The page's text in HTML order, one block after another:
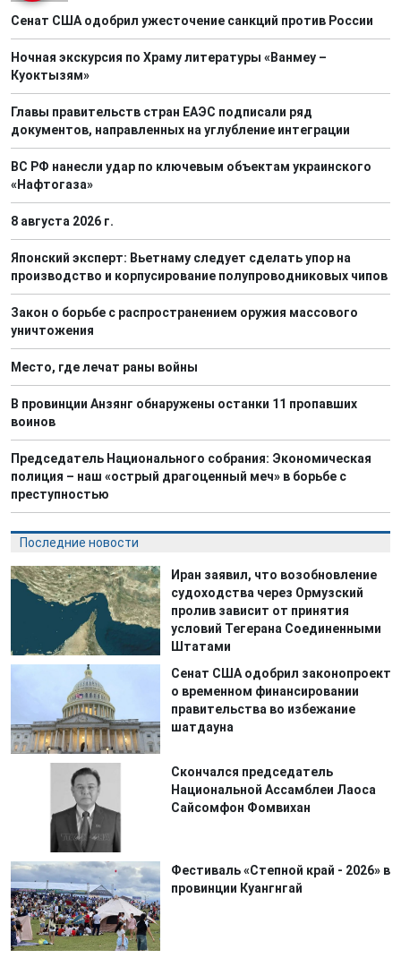
Сенат США одобрил ужесточение санкций против России
Ночная экскурсия по Храму литературы «Ванмеу –
Куоктызям»
Главы правительств стран ЕАЭС подписали ряд
документов, направленных на углубление интеграции
ВС РФ нанесли удар по ключевым объектам украинского
«Нафтогаза»
8 августа 2026 г.
Японский эксперт: Вьетнаму следует сделать упор на
производство и корпусирование полупроводниковых чипов
Закон о борьбе с распространением оружия массового
уничтожения
Место, где лечат раны войны
В провинции Анзянг обнаружены останки 11 пропавших
воинов
Председатель Национального собрания: Экономическая
полиция – наш «острый драгоценный меч» в борьбе с
преступностью
Последние новости
Иран заявил, что возобновление
судоходства через Ормузский
пролив зависит от принятия
условий Тегерана Соединенными
Штатами
Сенат США одобрил законопроект
о временном финансировании
правительства во избежание
шатдауна
Скончался председатель
Национальной Ассамблеи Лаоса
Сайсомфон Фомвихан
Фестиваль «Степной край - 2026» в
провинции Куангнгай